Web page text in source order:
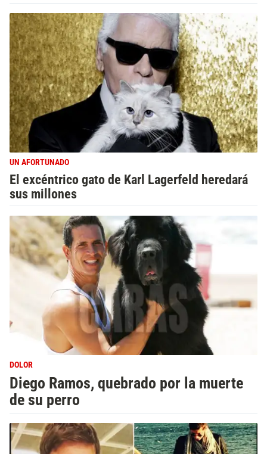
UN AFORTUNADO
El excéntrico gato de Karl Lagerfeld heredará
sus millones
DOLOR
Diego Ramos, quebrado por la muerte
de su perro